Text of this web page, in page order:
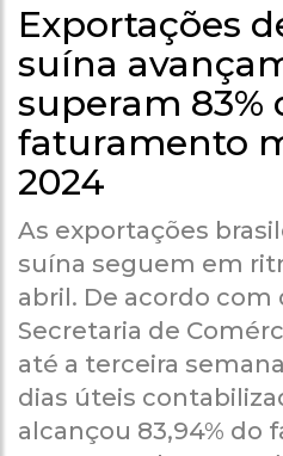
Exportações
suína
superam 83%
faturamento
2024
As exportações
suína seguem em
abril. De acordo com
Secretaria de
até a terceira
dias úteis
alcançou 83,94%